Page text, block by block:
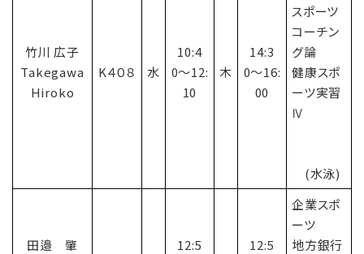
竹川 広子
Takegawa
Hiroko
K４０８ 水
10:4
0〜12:
10
木
14:3
0〜16:
00
スポーツ
コーチン
グ論
健康スポ
ーツ実習
Ⅳ
(水泳)
田邉 肇
12:5
12:5
企業スポ
ーツ
地方銀行